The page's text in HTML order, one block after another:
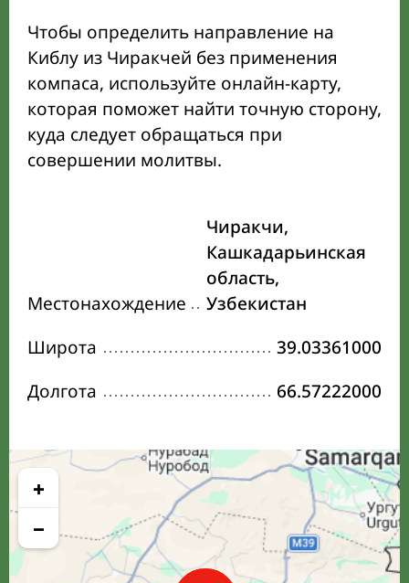
Чтобы определить направление на
Киблу из Чиракчей без применения
компаса, используйте онлайн-карту,
которая поможет найти точную сторону,
куда следует обращаться при
совершении молитвы.
Местонахождение
Чиракчи,
Кашкадарьинская
область,
Узбекистан
Широта
39.03361000
Долгота
66.57222000
+
−